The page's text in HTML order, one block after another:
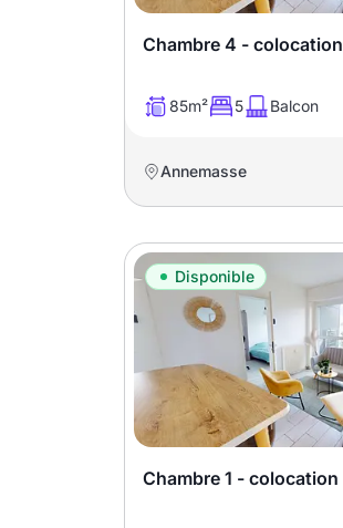
Nombre de pièces
T1 T1 bis
T5
T8 T9
T11 T12
T14 T15
Chambre 4 -
85m² 5 Balcon
Annemasse
Disponible
Chambre 1 - colocation